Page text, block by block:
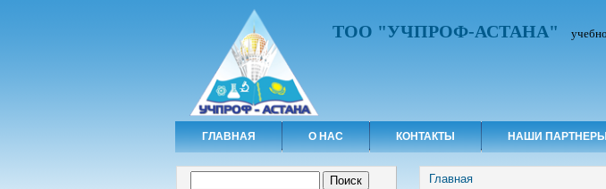
ТОО "УЧПРОФ-АСТАНА"
ГЛАВНАЯ О НАС КОНТАКТЫ НАШИ
Вы здесь
Главная